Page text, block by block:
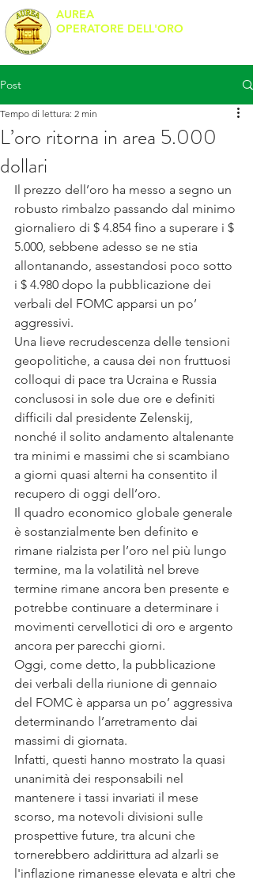
AUREA
OPERATORE DELL'ORO
Post
L’oro ritorna in area 5.000
dollari
Tempo di lettura: 2 min
Il prezzo dell’oro ha messo a segno un
robusto rimbalzo passando dal minimo
giornaliero di $ 4.854 fino a superare i $
5.000, sebbene adesso se ne stia
allontanando, assestandosi poco sotto
i $ 4.980 dopo la pubblicazione dei
verbali del FOMC apparsi un po’
aggressivi.
Una lieve recrudescenza delle tensioni
geopolitiche, a causa dei non fruttuosi
colloqui di pace tra Ucraina e Russia
conclusosi in sole due ore e definiti
difficili dal presidente Zelenskij,
nonché il solito andamento altalenante
tra minimi e massimi che si scambiano
a giorni quasi alterni ha consentito il
recupero di oggi dell’oro.
Il quadro economico globale generale
è sostanzialmente ben definito e
rimane rialzista per l’oro nel più lungo
termine, ma la volatilità nel breve
termine rimane ancora ben presente e
potrebbe continuare a determinare i
movimenti cervellotici di oro e argento
ancora per parecchi giorni.
Oggi, come detto, la pubblicazione
dei verbali della riunione di gennaio
del FOMC è apparsa un po’ aggressiva
determinando l’arretramento dai
massimi di giornata.
Infatti, questi hanno mostrato la quasi
unanimità dei responsabili nel
mantenere i tassi invariati il ​​mese
scorso, ma notevoli divisioni sulle
prospettive future, tra alcuni che
tornerebbero addirittura ad alzarli se
l'inflazione rimanesse elevata e altri che